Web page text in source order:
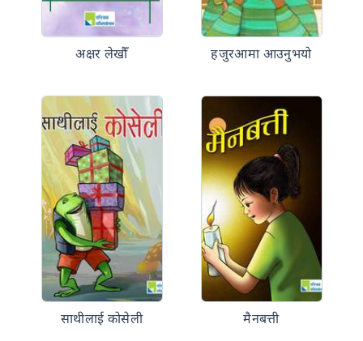
अक्षर लेखौँ हजुरआमा आउनुभयो
साथीलाई कोसेली मैनबत्ती